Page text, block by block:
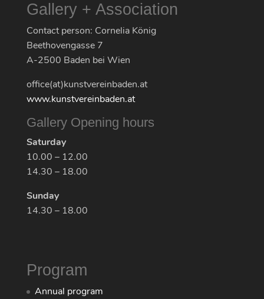
Gallery + Association
Contact person: Cornelia König
Beethovengasse 7
A-2500 Baden bei Wien
office(at)kunstvereinbaden.at
www.kunstvereinbaden.at
Gallery Opening hours
Saturday
10.00 – 12.00
14.30 – 18.00
Sunday
14.30 – 18.00
Program
Annual program